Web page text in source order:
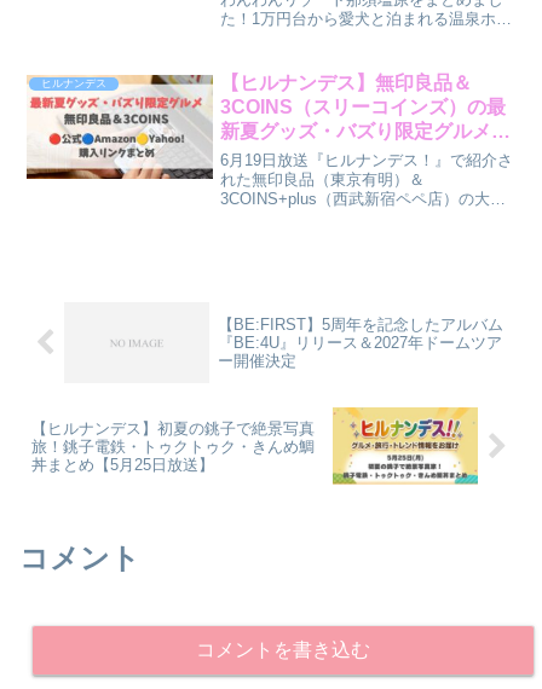
た！1万円台から愛犬と泊まれる温泉ホテ
約受付中♪
ヒルナンデス
【ヒルナンデス】無印良品＆
3COINS（スリーコインズ）の最
新夏グッズ・バズり限定グルメま
とめ（6月19日）
6月19日放送『ヒルナンデス！』で紹介さ
れた無印良品（東京有明）＆
3COINS+plus（西武新宿ペペ店）の大人
【BE:FIRST】5周年を記念したアルバム
『BE:4U』リリース＆2027年ドームツア
ー開催決定
【ヒルナンデス】初夏の銚子で絶景写真
旅！銚子電鉄・トゥクトゥク・きんめ鯛
丼まとめ【5月25日放送】
コメント
コメントを書き込む